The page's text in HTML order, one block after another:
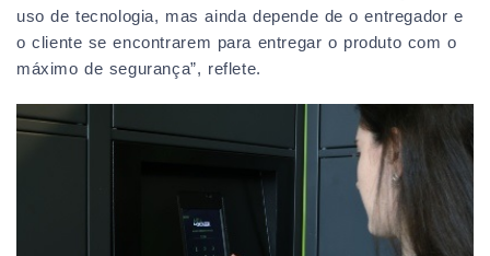
uso de tecnologia, mas ainda depende de o entregador e
o cliente se encontrarem para entregar o produto com o
máximo de segurança”, reflete.